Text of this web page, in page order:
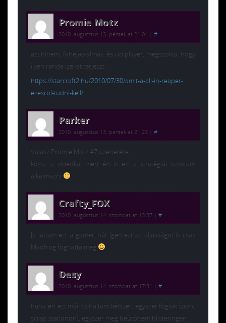
Promie Motz
2010. augusztus 13. péntek at 21:04 #
azt hittem, fahéjas-almás, és ud player, megszokta, hogy
ilyen randa izéket terjeszt
https://starcraft2.hu/2010/07/30/amit-a-all-in-reaper-
ezesrol-tudni-kell/
Parker
2010. augusztus 13. péntek at 21:23 #
Válasz Promie Motz #7 üzenetére:
kössz a videókat mert én is ezt a stratégiát szoktam
alkalmazni
Crafty_FOX
2010. augusztus 14. szombat at 13:37 #
Ja láttam ezt a gamet, hát igen ezt az aljasságot is csak
Madfrog foghatta meg
Desy
2010. augusztus 14. szombat at 17:31 #
haha én ezt már csináltam kétszer, egyszer fogták (pont
scrap stationon), egyszer meg beütöttem blisteringen.